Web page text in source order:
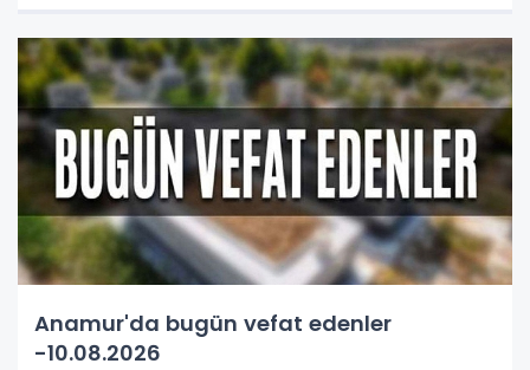
Anamur'da bugün vefat edenler
-10.08.2026